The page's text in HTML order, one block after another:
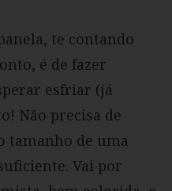
te contando
é de fazer
esfriar (já
Não precisa de
tamanho de uma
Vai por